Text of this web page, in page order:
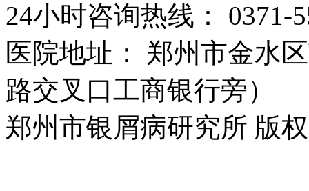
24小时咨询热线： 0371-
医院地址： 郑州市金水
路交叉口工商银行旁）
郑州市银屑病研究所 版